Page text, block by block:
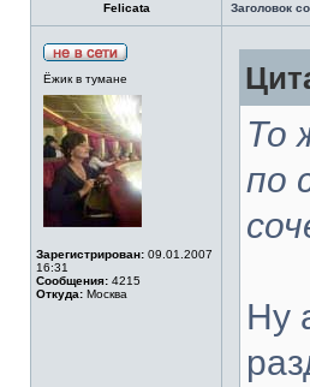
Felicata Заголовок
Ёжик в тумане
Зарегистрирован: 09.01.2007
16:31
Сообщения: 4215
Откуда: Москва
То
по
Ну